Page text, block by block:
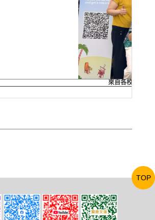
來自各校法語教
TOP